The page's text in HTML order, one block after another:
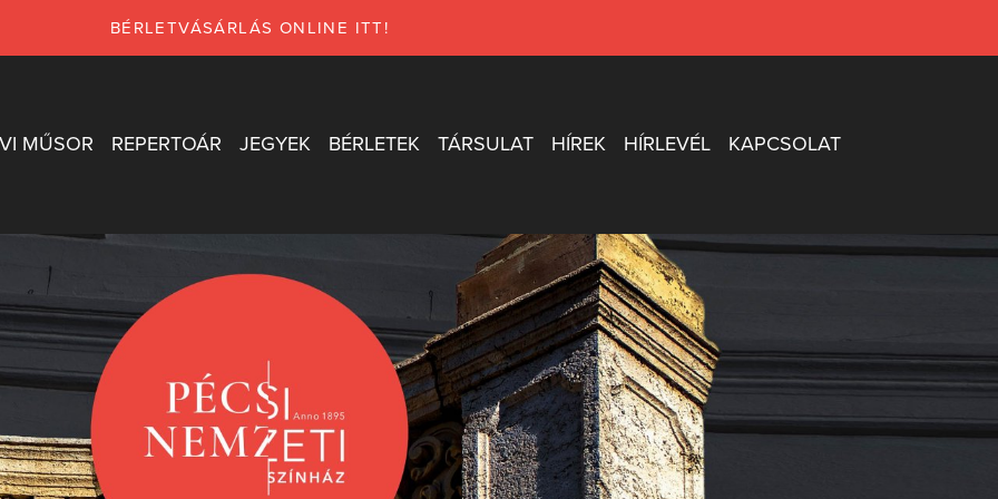
BÉRLETVÁSÁRLÁS ONLINE ITT!
MŰSOR REPERTOÁR JEGYEK BÉRLETEK TÁRSULAT HÍREK HÍRLEVÉL KAPCSOLAT